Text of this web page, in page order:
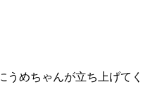
うめちゃんが立ち上げて